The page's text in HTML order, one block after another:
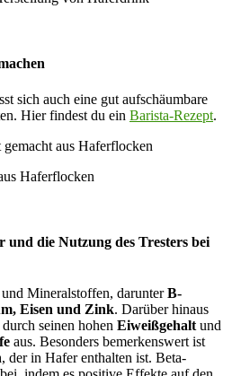
sich auch eine gut aufschäumbare
Hier findest du ein Barista-Rezept.
Haferflocken
und die Nutzung des Tresters bei
Mineralstoffen, darunterB-
Eisen und Zink. Darüber hinaus
seinen hohen Eiweißgehalt und
aus. Besonders bemerkenswert ist
, der in Hafer enthalten ist. Beta-